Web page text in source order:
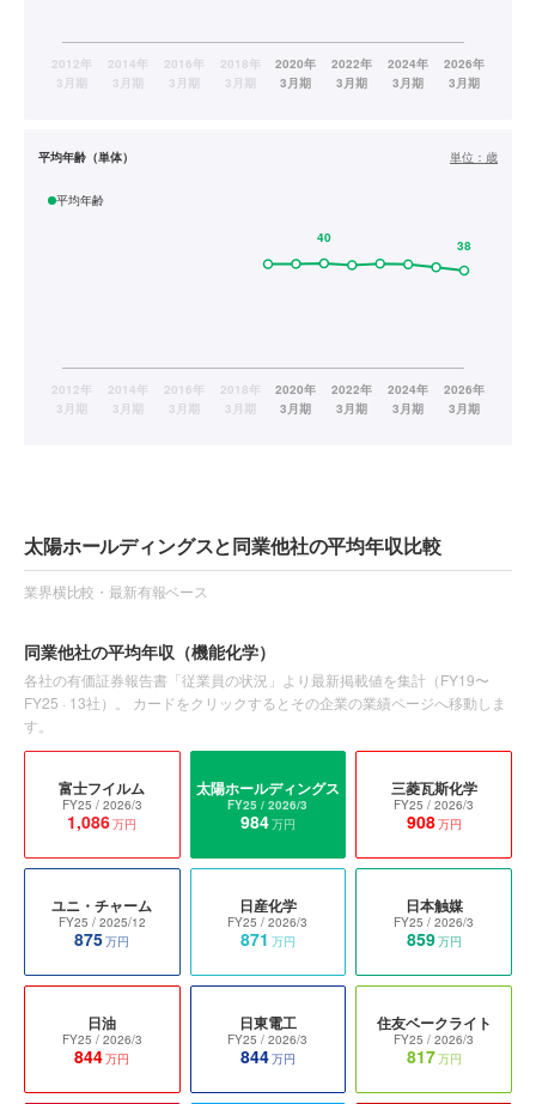
平均年齢（単体） 単位： 歳
平均年齢
太陽ホールディングスと同業他社の平均年収比較
業界横比較・最新有報ベース
同業他社の平均年収 （機能化学）
各社の有価証券報告書「従業員の状況」より最新掲載値を集計（FY19〜
FY25 · 13社）。 カードをクリックするとその企業の業績ページへ移動しま
す。
富士フイルム
FY25 / 2026/3
1,086万円
太陽ホールディングス
FY25 / 2026/3
984万円
三菱瓦斯化学
FY25 / 2026/3
908万円
ユニ・チャーム
FY25 / 2025/12
875万円
日産化学
FY25 / 2026/3
871 万円
日本触媒
FY25 / 2026/3
859万円
日油
FY25 / 2026/3
844万円
日東電工
FY25 / 2026/3
844万円
住友ベークライト
FY25 / 2026/3
817万円